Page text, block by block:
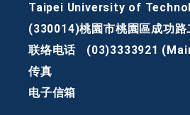
Taipei University of
(330014)桃園市桃園區成功路
联络电话
(03)3333921
传真
电子信箱